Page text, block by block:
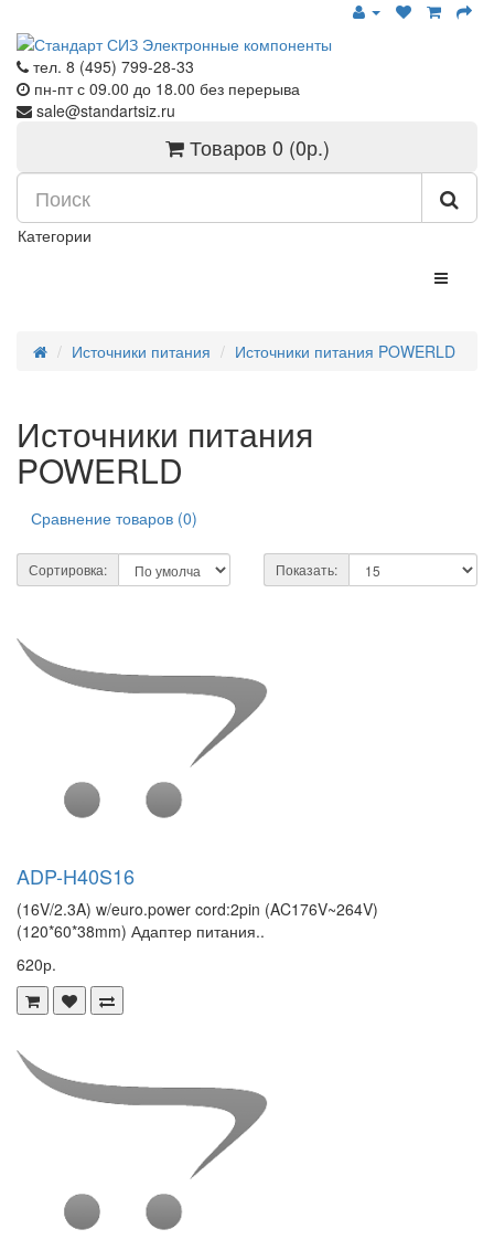
тел. 8 (495) 799-28-33
пн-пт с 09.00 до 18.00 без перерыва
sale@standartsiz.ru
Товаров 0 (0р.)
Категории
Источники питания Источники питания POWERLD
Источники питания
POWERLD
Сравнение товаров (0)
Сортировка: Показать:
ADP-H40S16
(16V/2.3A) w/euro.power cord:2pin (AC176V~264V)
(120*60*38mm) Адаптер питания..
620р.